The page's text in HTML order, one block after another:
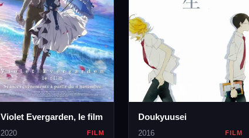
Violet Evergarden, le film
2020 FILM
Doukyuusei
2016 FILM